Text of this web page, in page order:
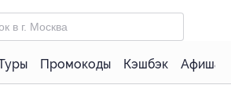
Промокоды Кэшбэк Афиша